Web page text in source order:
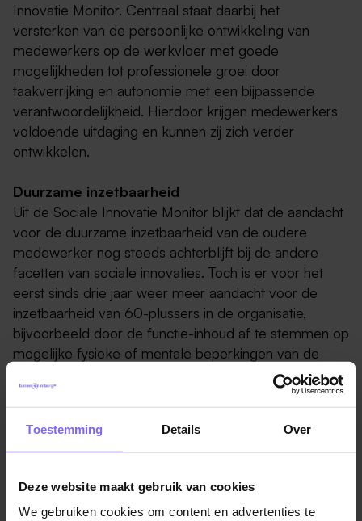
Toestemming Details Over
Deze website maakt gebruik van cookies
We gebruiken cookies om content en advertenties te
Innovatie Monitor. Centraal staat daarbij het
versterken van de persoonlijke ontwikkeling van
medewerkers op de werkvloer met goede
mogelijkheden tot professionele groei door
taakverrijking en autonomie met een bijpassende
verantwoordelijkheid. Hierdoor krijgen medewerkers
voldoende uitdaging en kunnen zij zich verder
ontwikkelen.
Duurzame inzetbaarheid
Uit de Sociale Innovatie Monitor blijkt dat de aandacht
voor de duurzame inzetbaarheid van de oudere
medewerker nog steeds achterblijft bij de andere
facetten van sociale innovaties. Toch is er voor het
eerst sinds drie jaar weer meer aandacht voor de
inzetbaarheid van 60-plussers in de organisatie,
bijvoorbeeld door de functie-inhoud af te stemmen op
mogelijke fysieke of mentale beperkingen van de
medewerker. Ook worden veel oudere medewerkers
ingezet in functies waarvoor hun ervaring onmisbaar is.
Bron : limburg.nl